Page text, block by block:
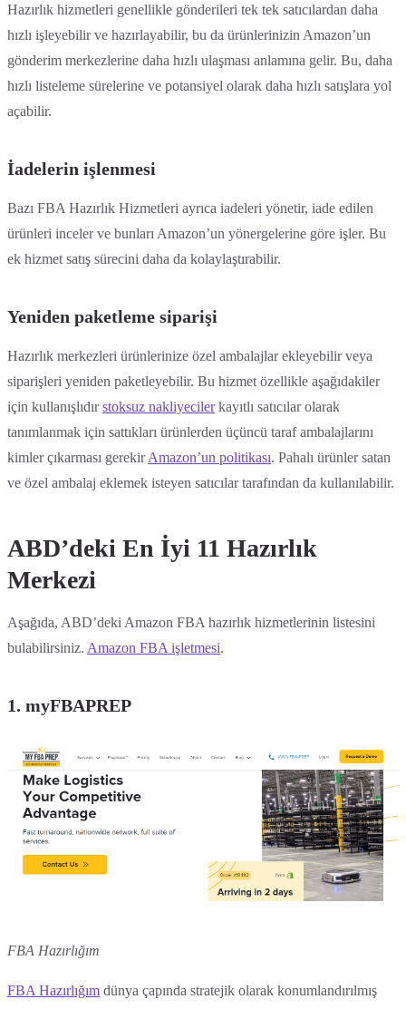
Hazırlık hizmetleri genellikle gönderileri tek tek satıcılardan daha
hızlı işleyebilir ve hazırlayabilir, bu da ürünlerinizin Amazon’un
gönderim merkezlerine daha hızlı ulaşması anlamına gelir. Bu, daha
hızlı listeleme sürelerine ve potansiyel olarak daha hızlı satışlara yol
açabilir.
İadelerin işlenmesi
Bazı FBA Hazırlık Hizmetleri ayrıca iadeleri yönetir, iade edilen
ürünleri inceler ve bunları Amazon’un yönergelerine göre işler. Bu
ek hizmet satış sürecini daha da kolaylaştırabilir.
Yeniden paketleme siparişi
Hazırlık merkezleri ürünlerinize özel ambalajlar ekleyebilir veya
siparişleri yeniden paketleyebilir. Bu hizmet özellikle aşağıdakiler
için kullanışlıdırstoksuz nakliyecilerkayıtlı satıcılar olarak
tanımlanmak için sattıkları ürünlerden üçüncü taraf ambalajlarını
kimler çıkarması gerekirAmazon’un politikası. Pahalı ürünler satan
ve özel ambalaj eklemek isteyen satıcılar tarafından da kullanılabilir.
ABD’deki En İyi 11 Hazırlık
Merkezi
Aşağıda, ABD’deki Amazon FBA hazırlık hizmetlerinin listesini
bulabilirsiniz. Amazon FBA işletmesi.
1. myFBAPREP
FBA Hazırlığım
FBA Hazırlığım dünya çapında stratejik olarak konumlandırılmış